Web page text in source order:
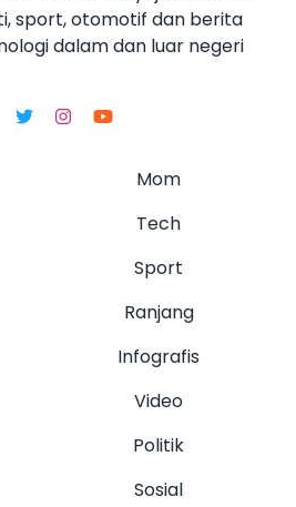
sport, otomotif dan berita
dalam dan luar negeri
Mom
Tech
Sport
Ranjang
Infografis
Video
Politik
Sosial